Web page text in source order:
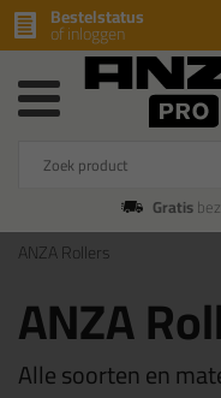
Bestelstatus
of inloggen
Gratis
ANZA Rollers
ANZA
Alle soorten en